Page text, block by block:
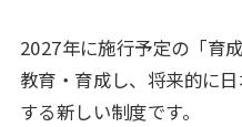
2027年に施行予定の「育
教育・育成し、将来的に
する新しい制度です。